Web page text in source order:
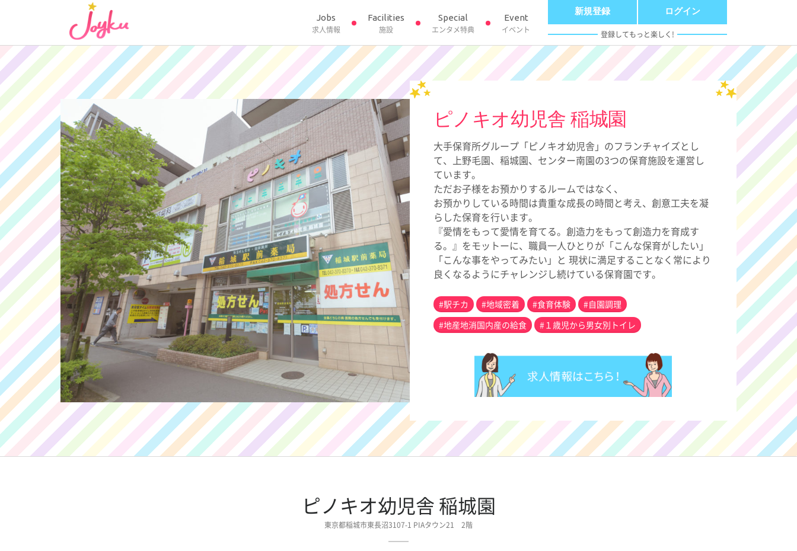
ン
ツ
へ
ス
キ
ッ
プ
Jobs
求人情報
Facilities
施設
Special
エンタメ特典
Event
イベント
新規登録 ログイン
登録してもっと楽しく!
ピノキオ幼児舎 稲城園
大手保育所グループ「ピノキオ幼児舎」のフランチャイズとし
て、上野毛園、稲城園、センター南園の3つの保育施設を運営し
ています。
ただお子様をお預かりするルームではなく、
お預かりしている時間は貴重な成長の時間と考え、創意工夫を凝
らした保育を行います。
『愛情をもって愛情を育てる。創造力をもって創造力を育成す
る。』をモットーに、職員一人ひとりが「こんな保育がしたい」
「こんな事をやってみたい」と 現状に満足することなく常により
良くなるようにチャレンジし続けている保育園です。
#駅チカ #地域密着 #食育体験
#自園調理
#地産地消国内産の給食
#１歳児から男女別トイレ
ピノキオ幼児舎 稲城園
東京都稲城市東長沼3107-1 PIAタウン21 2階